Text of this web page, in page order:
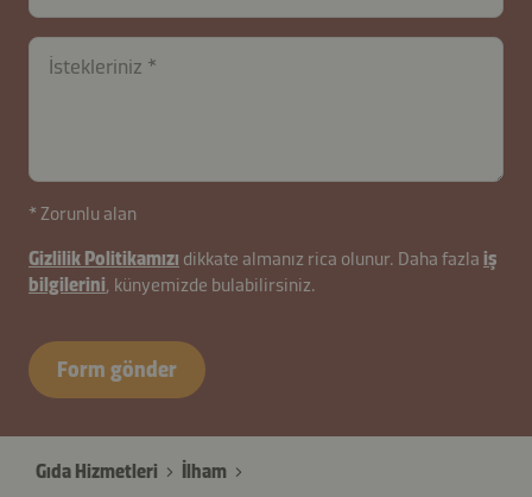
İstekleriniz
contactTR-
26627-
GnLHpF1
* Zorunlu alan
Gizlilik Politikamızı dikkate almanız rica olunur. Daha fazla iş
bilgilerini, künyemizde bulabilirsiniz.
Form gönder
Gıda Hizmetleri
İlham